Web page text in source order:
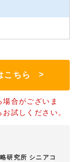
こちら
合がございま
試しください。
研究所 シニアコ